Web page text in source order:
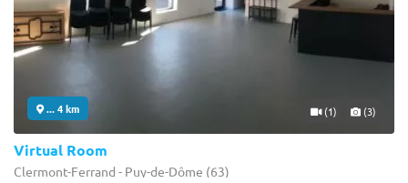
... 4 km (1) (3)
Virtual Room
Clermont-Ferrand - Puy-de-Dôme (63)